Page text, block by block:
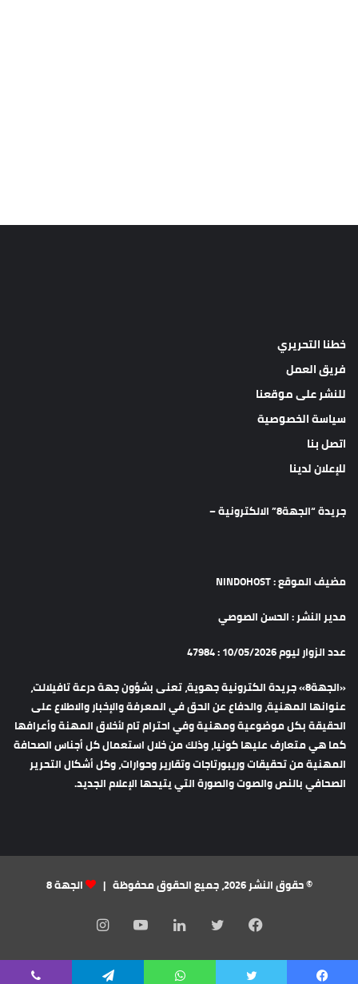
خطنا التحريري
فريق العمل
للنشر على موقعنا
سياسة الخصوصية
اتصل بنا
للإعلان لدينا
جريدة “الجهة8” الالكترونية –
مضيف الموقع : NINDOHOST
مدير النشر : الحسن الصوصي
عدد الزوار ليوم 10/05/2026 : 47984
«الجهة8» جريدة الكترونية جهوية، تعنى بشؤون جهة درعة تافيلالت،
عنوانها المهنية، والدفاع عن الحق في المعرفة والإخبار والاطلاع على
الحقيقة بكل موضوعية ومهنية وفي احترام تام لأخلاق المهنة وأعرافها
كما هي متعارف عليها كونيا، وذلك من خلال استعمال كل أجناس الصحافة
المهنية من تحقيقات وريبورتاجات وتقارير وحوارات، وكل أشكال التحرير
الصحافي بالنص والصوت والصورة التي يتيحها الإعلام الجديد.
© حقوق النشر 2026، جميع الحقوق محفوظة | الجهة 8